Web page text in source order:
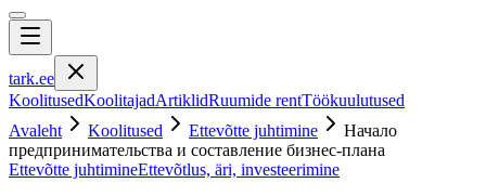
tark.ee
KoolitusedKoolitajadArtiklidRuumide rentTöökuulutused
Avaleht
Koolitused Ettevõtte juhtimine
Начало
предпринимательства и составление бизнес-плана
Ettevõtte juhtimineEttevõtlus, äri, investeerimine